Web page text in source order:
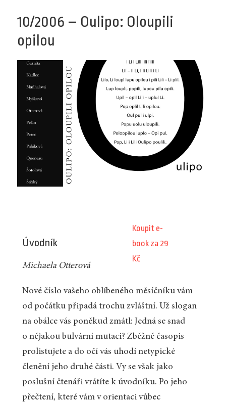
10/2006 – Oulipo: Oloupili
opilou
Koupit e-
book za 29
Kč
Úvodník
Michaela Otterová
Nové číslo vašeho oblíbeného měsíčníku vám
od počátku připadá trochu zvláštní. Už slogan
na obálce vás poněkud zmátl: Jedná se snad
o nějakou bulvární mutaci? Zběžně časopis
prolistujete a do očí vás uhodí netypické
členění jeho druhé části. Vy se však jako
poslušní čtenáři vrátíte k úvodníku. Po jeho
přečtení, které vám v orientaci vůbec